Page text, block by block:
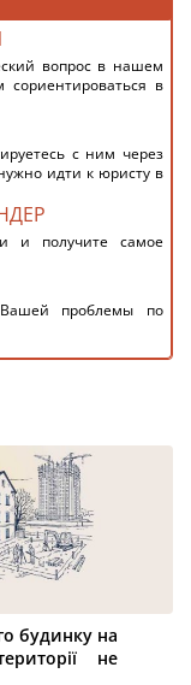
вопрос в нашем
в
с ним через
идти к юристу в
и получите самое
проблемы по
будинку на
не